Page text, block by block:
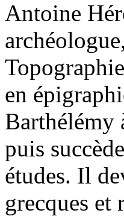
Antoine
en
Barthélémy
puis
études. Il
grecques et